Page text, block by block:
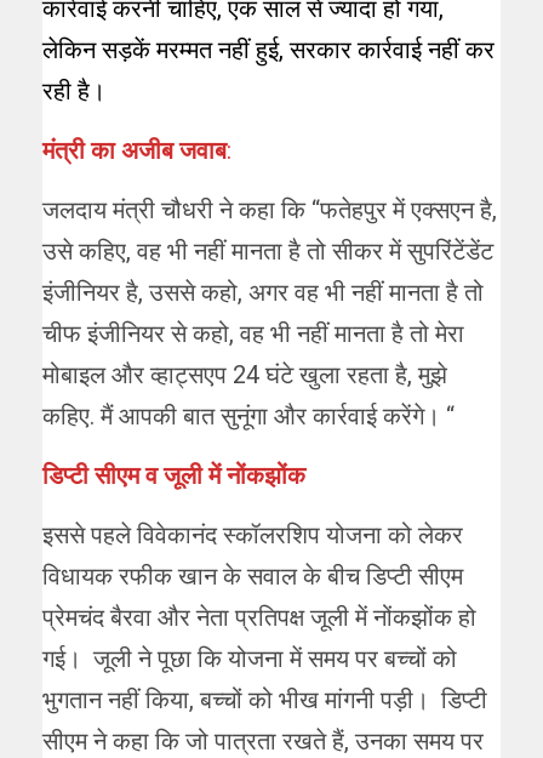
कार्रवाई करनी चाहिए, एक साल से ज्यादा हो गया,
लेकिन सड़कें मरम्मत नहीं हुई, सरकार कार्रवाई नहीं कर
रही है।
मंत्री का अजीब जवाब:
जलदाय मंत्री चौधरी ने कहा कि “फतेहपुर में एक्सएन है,
उसे कहिए, वह भी नहीं मानता है तो सीकर में सुपरिंटेंडेंट
इंजीनियर है, उससे कहो, अगर वह भी नहीं मानता है तो
चीफ इंजीनियर से कहो, वह भी नहीं मानता है तो मेरा
मोबाइल और व्हाट्सएप 24 घंटे खुला रहता है, मुझे
कहिए. मैं आपकी बात सुनूंगा और कार्रवाई करेंगे। “
डिप्टी सीएम व जूली में नोंकझोंक
इससे पहले विवेकानंद स्कॉलरशिप योजना को लेकर
विधायक रफीक खान के सवाल के बीच डिप्टी सीएम
प्रेमचंद बैरवा और नेता प्रतिपक्ष जूली में नोंकझोंक हो
गई। जूली ने पूछा कि योजना में समय पर बच्चों को
भुगतान नहीं किया, बच्चों को भीख मांगनी पड़ी। डिप्टी
सीएम ने कहा कि जो पात्रता रखते हैं, उनका समय पर